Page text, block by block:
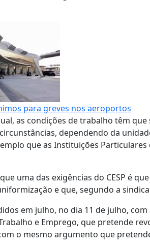
para greves nos aeroportos
as condições de trabalho têm
dependendo da
que as Instituições Particulares
uma das exigências do CESP é
e que, segundo a
em julho, no dia 11 de julho,
e Emprego, que pretende
o mesmo argumento que